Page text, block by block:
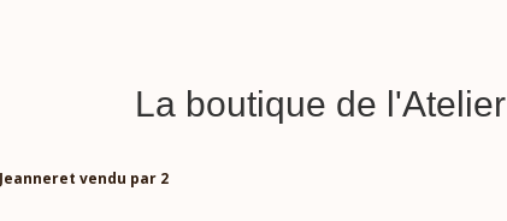
La boutique de l'Atelier
vendu par 2